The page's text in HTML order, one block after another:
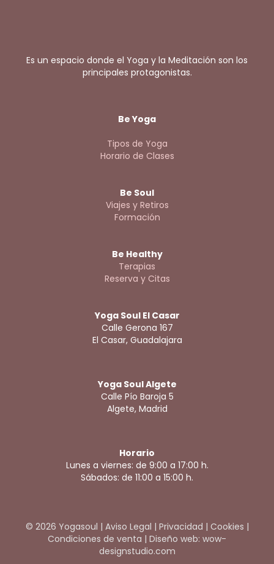
Es un espacio donde el Yoga y la Meditación son los
principales protagonistas.
Be Yoga
Tipos de Yoga
Horario de Clases
Be Soul
Viajes y Retiros
Formación
Be Healthy
Terapias
Reserva y Citas
Yoga Soul El Casar
Calle Gerona 167
El Casar, Guadalajara
Yoga Soul Algete
Calle Pío Baroja 5
Algete, Madrid
Horario
Lunes a viernes: de 9:00 a 17:00 h.
Sábados: de 11:00 a 15:00 h.
© 2026 Yogasoul | Aviso Legal | Privacidad | Cookies |
Condiciones de venta | Diseño web: wow-
designstudio.com